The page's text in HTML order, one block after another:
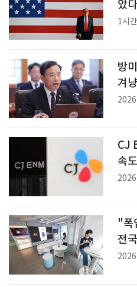
았
1시
방
겨
박
CJ
속
발
"폭
전